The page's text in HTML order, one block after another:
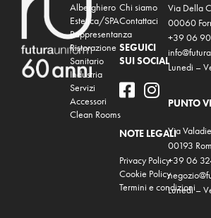
Alberghiero
Estetica/SPA
Rappresentanza
Ristorazione
Sanitario
Industria
Servizi
Accessori
Clean Rooms
Chi siamo
Contattaci
SEGUICI
SUI SOCIAL
NOTE LEGALI
Privacy Policy
Cookie Policy
Termini e condizioni
Via Della
00060
+39 06
Lunedi –
PUNTO
Via
00193
+39 06
Lunedi –